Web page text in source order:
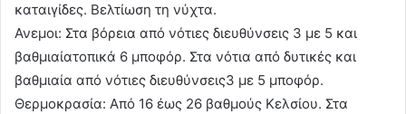
καταιγίδες. Βελτίωση τη νύχτα.
Ανεμοι: Στα βόρεια από νότιες διευθύνσεις 3 με 5 και
βαθμιαίατοπικά 6 μποφόρ. Στα νότια από δυτικές και
βαθμιαία από νότιες διευθύνσεις3 με 5 μποφόρ.
Θερμοκρασία: Από 16 έως 26 βαθμούς Κελσίου. Στα